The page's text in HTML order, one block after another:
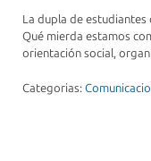
La dupla de estudiantes
Qué mierda estamos
orientación social,
Categorias: